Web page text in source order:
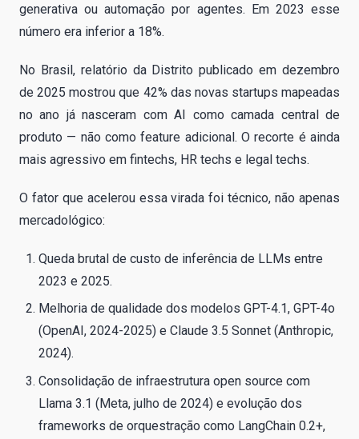
generativa ou automação por agentes. Em 2023 esse
número era inferior a 18%.
No Brasil, relatório da Distrito publicado em dezembro
de 2025 mostrou que 42% das novas startups mapeadas
no ano já nasceram com AI como camada central de
produto — não como feature adicional. O recorte é ainda
mais agressivo em fintechs, HR techs e legal techs.
O fator que acelerou essa virada foi técnico, não apenas
mercadológico:
Queda brutal de custo de inferência de LLMs entre
2023 e 2025.
Melhoria de qualidade dos modelos GPT-4.1, GPT-4o
(OpenAI, 2024-2025) e Claude 3.5 Sonnet (Anthropic,
2024).
Consolidação de infraestrutura open source com
Llama 3.1 (Meta, julho de 2024) e evolução dos
frameworks de orquestração como LangChain 0.2+,